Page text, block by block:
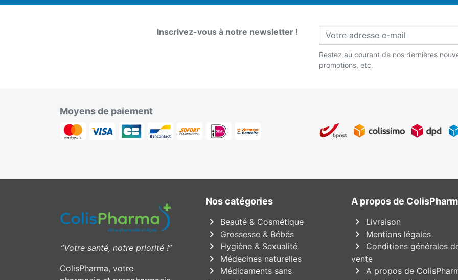
Inscrivez-vous à notre newsletter !
Restez au courant de nos dernières
promotions, etc.
Moyens de paiement
”Votre santé, notre priorité !”
ColisPharma, votre
Nos catégories
chevron_right Beauté & Cosmétique
chevron_right Grossesse & Bébés
chevron_right Hygiène & Sexualité
chevron_right Médecines naturelles
chevron_right
Médicaments sans
A propos de
chevron_right Livraison
chevron_right Mentions légales
chevron_right
Conditions générales
vente
chevron_right A propos de